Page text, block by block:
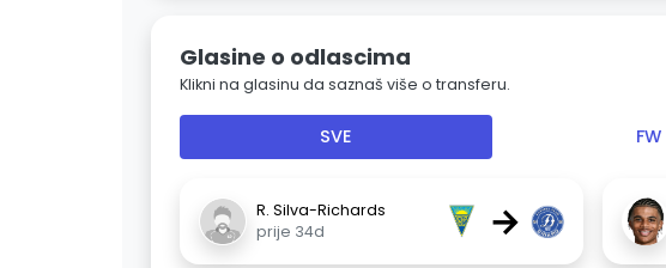
Glasine o odlascima
Klikni na glasinu da saznaš više o transferu.
SVE FW
R. Silva-Richards
prije 34d
→